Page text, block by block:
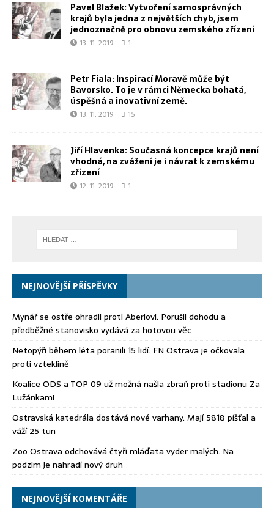
Pavel Blažek: Vytvoření samosprávných
krajů byla jedna z největších chyb, jsem
jednoznačně pro obnovu zemského zřízení
13. 11. 2019 1
Petr Fiala: Inspirací Moravě může být
Bavorsko. To je v rámci Německa bohatá,
úspěšná a inovativní země.
13. 11. 2019 15
Jiří Hlavenka: Současná koncepce krajů není
vhodná, na zvážení je i návrat k zemskému
zřízení
12. 11. 2019 1
NEJNOVĚJŠÍ PŘÍSPĚVKY
Mynář se ostře ohradil proti Aberlovi. Porušil dohodu a
předběžné stanovisko vydává za hotovou věc
Netopýři během léta poranili 15 lidí. FN Ostrava je očkovala
proti vzteklině
Koalice ODS a TOP 09 už možná našla zbraň proti stadionu Za
Lužánkami
Ostravská katedrála dostává nové varhany. Mají 5818 píšťal a
váží 25 tun
Zoo Ostrava odchovává čtyři mláďata vyder malých. Na
podzim je nahradí nový druh
NEJNOVĚJŠÍ KOMENTÁŘE